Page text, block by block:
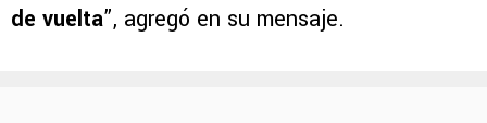
de vuelta”, agregó en su mensaje.